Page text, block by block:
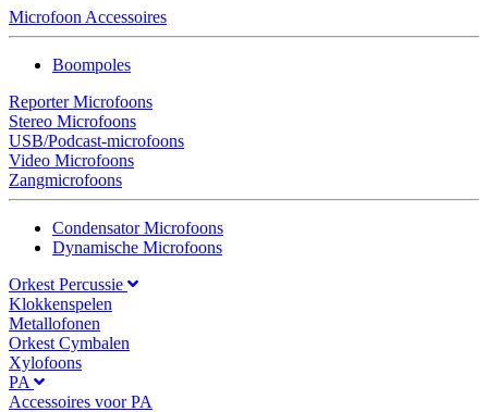
Microfoon Accessoires
Boompoles
Reporter Microfoons
Stereo Microfoons
USB/Podcast-microfoons
Video Microfoons
Zangmicrofoons
Condensator Microfoons
Dynamische Microfoons
Orkest Percussie
Klokkenspelen
Metallofonen
Orkest Cymbalen
Xylofoons
PA
Accessoires voor PA